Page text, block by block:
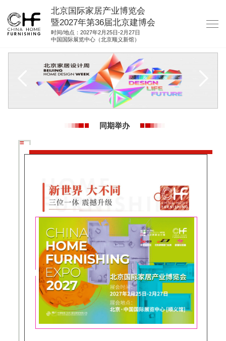
北京国际家居产业博览会
暨2027年第36届北京建博会
时间/地点：2027年2月25日-2月27日
中国国际展览中心（北京顺义新馆）
资料下载
同期举办